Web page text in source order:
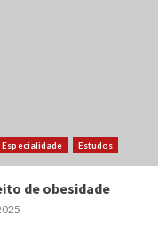
Especialidade Estudos
de obesidade